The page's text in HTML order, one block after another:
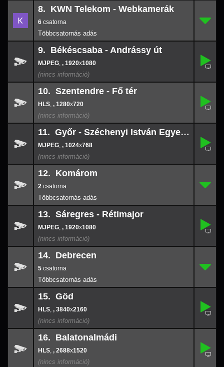
8. KWN Telekom - Webkamerák
6
9. Békéscsaba - Andrássy út
, , 1920x1080
1920x
10.
10. Szentendre - Fő tér
, , 1280x720
,
1280x
11.
11. Győr - Széchenyi István Egyetem
, , 1024x768
1024x
12.
12. Komárom
2
13.
13. Sáregres - Rétimajor
, , 1920x1080
1920x
14.
14. Debrecen
5
15.
15. Göd
, , 3840x2160
,
3840x
16.
16. Balatonalmádi
, , 2688x1520
,
2688x